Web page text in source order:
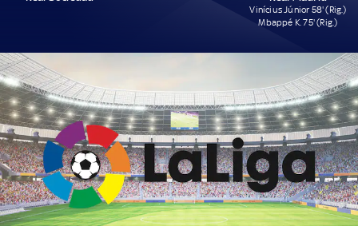
Vinícius Júnior 58' (Rig.)
Mbappé K. 75' (Rig.)